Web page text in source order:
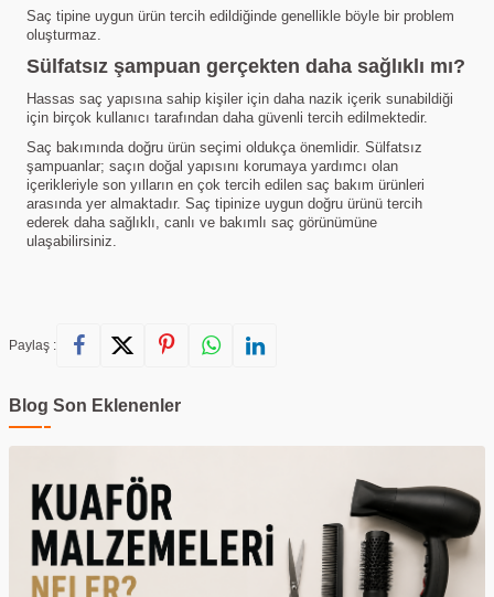
Saç tipine uygun ürün tercih edildiğinde genellikle böyle bir problem
oluşturmaz.
Sülfatsız şampuan gerçekten daha sağlıklı mı?
Hassas saç yapısına sahip kişiler için daha nazik içerik sunabildiği
için birçok kullanıcı tarafından daha güvenli tercih edilmektedir.
Saç bakımında doğru ürün seçimi oldukça önemlidir. Sülfatsız
şampuanlar; saçın doğal yapısını korumaya yardımcı olan
içerikleriyle son yılların en çok tercih edilen saç bakım ürünleri
arasında yer almaktadır. Saç tipinize uygun doğru ürünü tercih
ederek daha sağlıklı, canlı ve bakımlı saç görünümüne
ulaşabilirsiniz.
Paylaş :
Blog Son Eklenenler